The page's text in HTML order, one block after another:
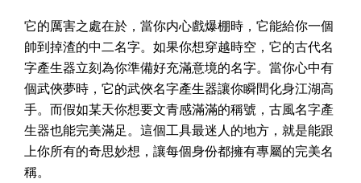
它的厲害之處在於，當你内心戲爆棚時，它能給你一個
帥到掉渣的中二名字。如果你想穿越時空，它的古代名
字產生器立刻為你準備好充滿意境的名字。當你心中有
個武俠夢時，它的武俠名字產生器讓你瞬間化身江湖高
手。而假如某天你想要文青感滿滿的稱號，古風名字產
生器也能完美滿足。這個工具最迷人的地方，就是能跟
上你所有的奇思妙想，讓每個身份都擁有專屬的完美名
稱。